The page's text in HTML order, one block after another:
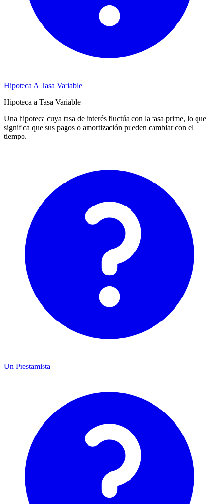
Hipoteca A Tasa Variable
Hipoteca a Tasa Variable
Una hipoteca cuya tasa de interés fluctúa con la tasa prime, lo que
significa que sus pagos o amortización pueden cambiar con el
tiempo.
Un Prestamista